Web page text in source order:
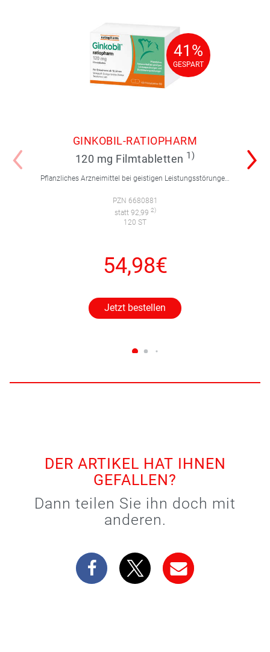
41%
GESPART
41%
GESPART
GINKOBIL-RATIOPHARM
120 mg Filmtabletten 1)
Pflanzliches Arzneimittel bei geistigen Leistungsstörungen und Durchblutungsstörungen.
PZN 6680881
statt 92,99 2)
120 ST
54,98€
Jetzt bestellen
DER ARTIKEL HAT IHNEN
GEFALLEN?
Dann teilen Sie ihn doch mit
anderen.